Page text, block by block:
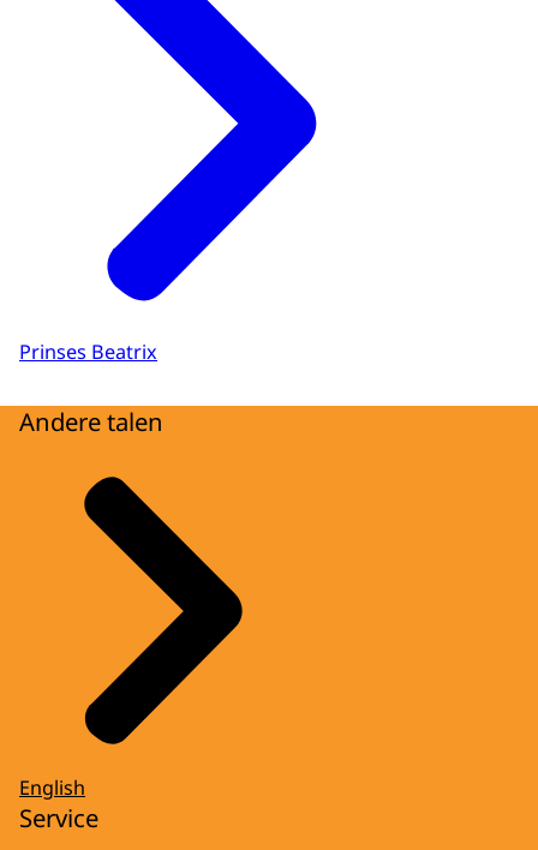
Prinses Beatrix
Andere talen
English
Service